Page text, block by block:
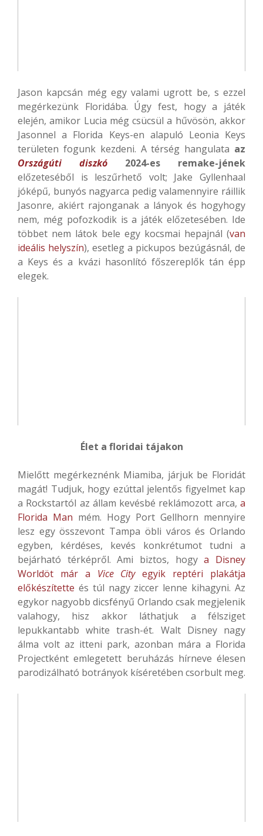
Jason kapcsán még egy valami ugrott be, s ezzel
megérkezünk Floridába. Úgy fest, hogy a játék
elején, amikor Lucia még csücsül a hűvösön, akkor
Jasonnel a Florida Keys-en alapuló Leonia Keys
területen fogunk kezdeni. A térség hangulata az
Országúti diszkó 2024-es remake-jének
előzeteséből is leszűrhető volt; Jake Gyllenhaal
jóképű, bunyós nagyarca pedig valamennyire ráillik
Jasonre, akiért rajonganak a lányok és hogyhogy
nem, még pofozkodik is a játék előzetesében. Ide
többet nem látok bele egy kocsmai hepajnál (van
ideális helyszín), esetleg a pickupos bezúgásnál, de
a Keys és a kvázi hasonlító főszereplők tán épp
elegek.
Élet a floridai tájakon
Mielőtt megérkeznénk Miamiba, járjuk be Floridát
magát! Tudjuk, hogy ezúttal jelentős figyelmet kap
a Rockstartól az állam kevésbé reklámozott arca, a
Florida Man mém. Hogy Port Gellhorn mennyire
lesz egy összevont Tampa öbli város és Orlando
egyben, kérdéses, kevés konkrétumot tudni a
bejárható térképről. Ami biztos, hogya Disney
Worldöt már a Vice Cityegyik reptéri plakátja
előkészítette és túl nagy ziccer lenne kihagyni. Az
egykor nagyobb dicsfényű Orlando csak megjelenik
valahogy, hisz akkor láthatjuk a félsziget
lepukkantabb white trash-ét. Walt Disney nagy
álma volt az itteni park, azonban mára a Florida
Projectként emlegetett beruházás hírneve élesen
parodizálható botrányok kíséretében csorbult meg.